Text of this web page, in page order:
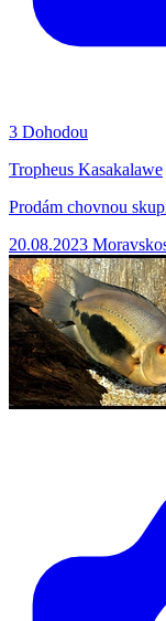
3 Dohodou
Tropheus Kasakalawe
Prodám chovnou
20.08.2023